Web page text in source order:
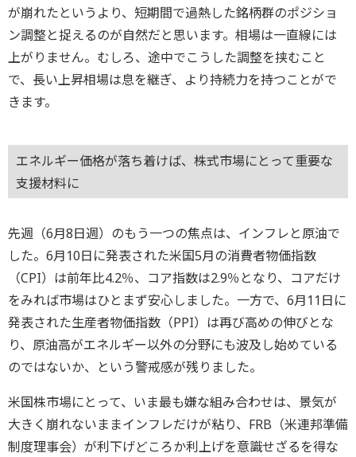
が崩れたというより、短期間で過熱した銘柄群のポジショ
ン調整と捉えるのが自然だと思います。相場は一直線には
上がりません。むしろ、途中でこうした調整を挟むこと
で、長い上昇相場は息を継ぎ、より持続力を持つことがで
きます。
エネルギー価格が落ち着けば、株式市場にとって重要な
支援材料に
先週（6月8日週）のもう一つの焦点は、インフレと原油で
した。6月10日に発表された米国5月の消費者物価指数
（CPI）は前年比4.2％、コア指数は2.9％となり、コアだけ
をみれば市場はひとまず安心しました。一方で、6月11日に
発表された生産者物価指数（PPI）は再び高めの伸びとな
り、原油高がエネルギー以外の分野にも波及し始めている
のではないか、という警戒感が残りました。
米国株市場にとって、いま最も嫌な組み合わせは、景気が
大きく崩れないままインフレだけが粘り、FRB（米連邦準備
制度理事会）が利下げどころか利上げを意識せざるを得な